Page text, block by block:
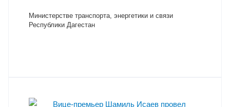
Министерстве транспорта, энергетики и связи
Республики Дагестан